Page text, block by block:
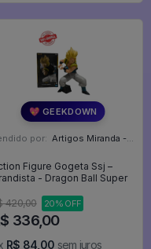
💖 GEEKDOWN
por: Artigos Miranda - RJ
Figure Gogeta Ssj –
- Dragon Ball Super
420,00 20% OFF
336,00
R$ 84,00 sem juros